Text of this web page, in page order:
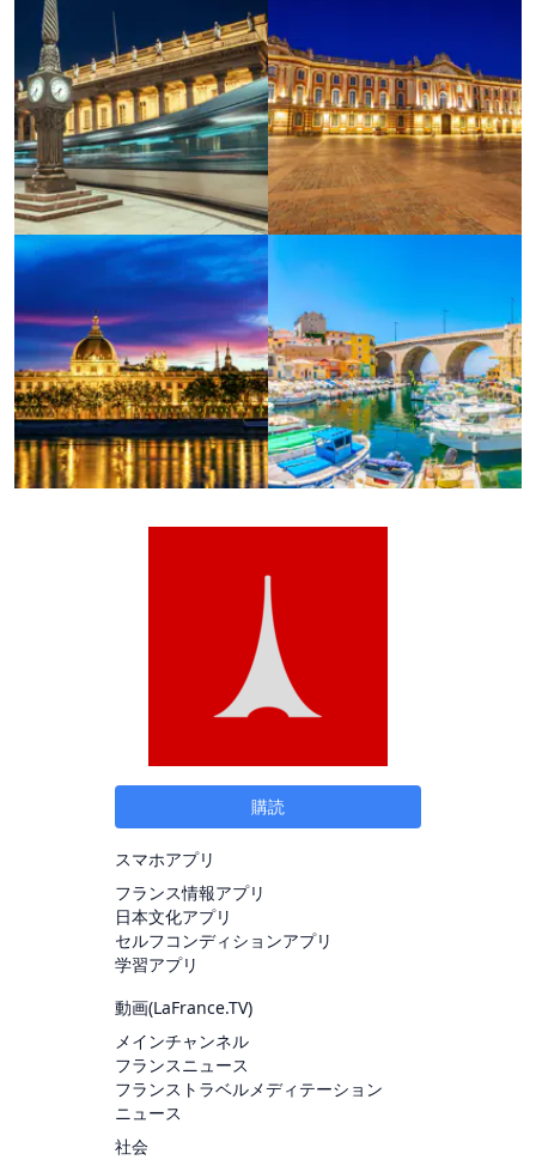
購読
スマホアプリ
フランス情報アプリ
日本文化アプリ
セルフコンディションアプリ
学習アプリ
動画(LaFrance.TV)
メインチャンネル
フランスニュース
フランストラベルメディテーション
ニュース
社会